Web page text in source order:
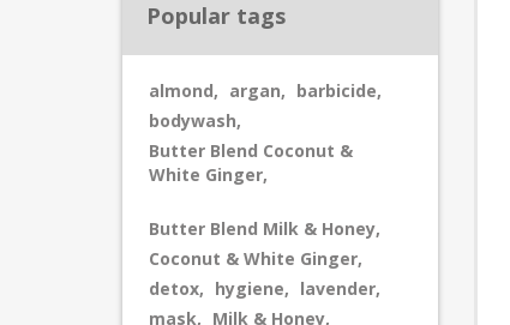
Popular tags
almond, argan, barbicide,
bodywash,
Butter Blend Coconut &
White Ginger,
Butter Blend Milk & Honey,
Coconut & White Ginger,
detox, hygiene, lavender,
mask, Milk & Honey,